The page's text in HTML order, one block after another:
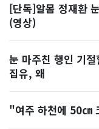
[단독]알몸 정재환
(영상)
눈 마주친 행인 기
집유, 왜
"여주 하천에 50㎝